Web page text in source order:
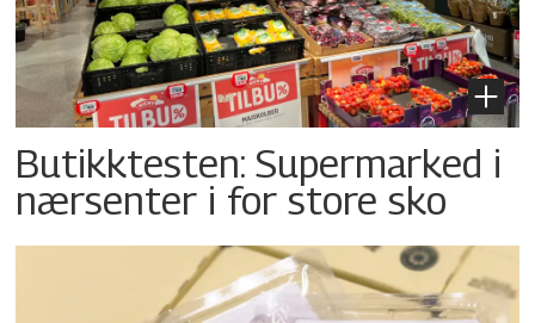
Butikktesten: Supermarked i
nærsenter i for store sko